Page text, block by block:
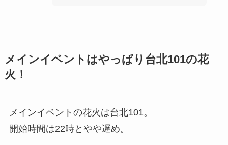
メインイベントはやっぱり台北101の花
火！
メインイベントの花火は台北101。
開始時間は22時とやや遅め。